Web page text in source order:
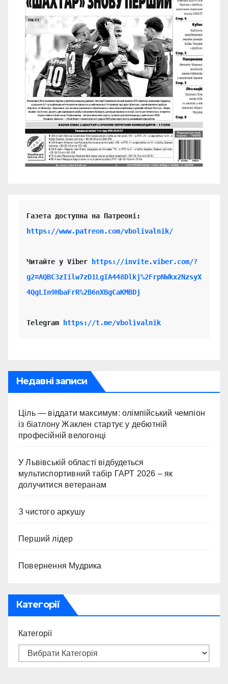
https://www.patreon.com/vbolivalnik/
Читайте у Viber
https://invite.viber.com/?
g2=AQBC3zIilw7zD1LgIA448Dlkj%2FrpNWkx2NzsyX
4QgLIn9HbaFrR%2B6nXBgCaKMBDj
Telegram https://t.me/vbolivalnik
Недавні записи
Ціль — віддати максимум: олімпійський чемпіон
із біатлону Жаклен стартує у дебютній
професійній велогонці
У Львівській області відбудеться
мультиспортивний табір ГАРТ 2026 – як
долучитися ветеранам
З чистого аркушу
Перший лідер
Повернення Мудрика
Категорії
Категорії